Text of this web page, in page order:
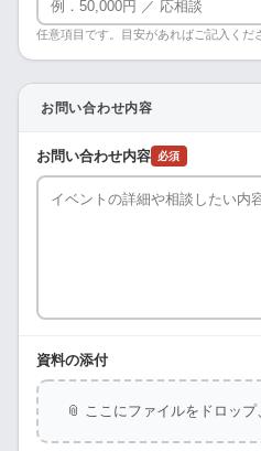
任意項目です。目安があればご記入くだ
お問い合わせ内容
お問い合わせ内容 必須
資料の添付
📎 ここにファイルをドロップ